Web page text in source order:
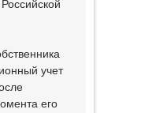
учет
его